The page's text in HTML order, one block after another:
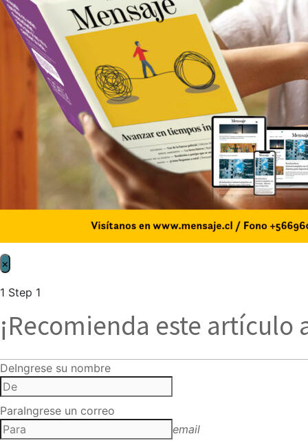
×
1 Step 1
¡Recomienda este artículo
DeIngrese su nombre
ParaIngrese un correo
email